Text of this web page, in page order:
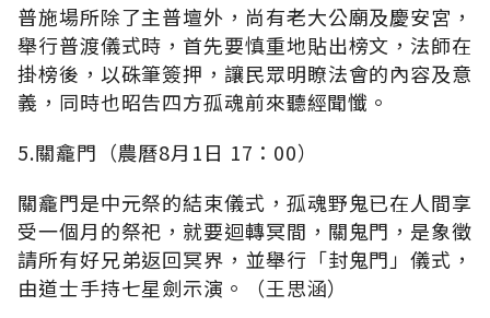
普施場所除了主普壇外，尚有老大公廟及慶安宮，
舉行普渡儀式時，首先要慎重地貼出榜文，法師在
掛榜後，以硃筆簽押，讓民眾明瞭法會的內容及意
義，同時也昭告四方孤魂前來聽經聞懺。
5.關龕門（農曆8月1日 17：00）
關龕門是中元祭的結束儀式，孤魂野鬼已在人間享
受一個月的祭祀，就要迴轉冥間，關鬼門，是象徵
請所有好兄弟返回冥界，並舉行「封鬼門」儀式，
由道士手持七星劍示演。（王思涵）